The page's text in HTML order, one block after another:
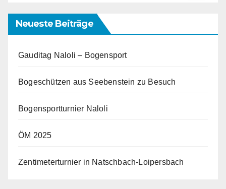
Neueste Beiträge
Gauditag Naloli – Bogensport
Bogeschützen aus Seebenstein zu Besuch
Bogensportturnier Naloli
ÖM 2025
Zentimeterturnier in Natschbach-Loipersbach